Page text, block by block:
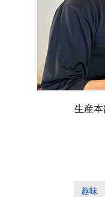
生産
趣味